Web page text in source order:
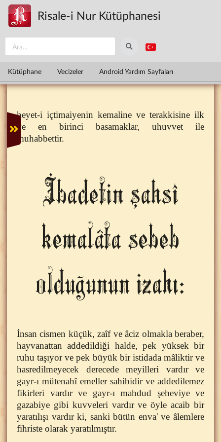
Ana içeriğe atla
Risale-i Nur Kütüphanesi
Kütüphane Vecizeler Android Yardım Sayfaları
heyet-i içtimaiyenin kemaline ve terakkisine ilk
ve en birinci basamaklar, uhuvvet ile
muhabbettir.
İbadetin şahsî
kemalâta sebeb
olduğunun izahı:
İnsan cismen küçük, zaîf ve âciz olmakla beraber,
hayvanattan addedildiği halde, pek yüksek bir
ruhu taşıyor ve pek büyük bir istidada mâliktir ve
hasredilmeyecek derecede meyilleri vardır ve
gayr-ı mütenahî emeller sahibidir ve addedilemez
fikirleri vardır ve gayr-ı mahdud şeheviye ve
gazabiye gibi kuvveleri vardır ve öyle acaib bir
yaratılışı vardır ki, sanki bütün enva' ve âlemlere
fihriste olarak yaratılmıştır.